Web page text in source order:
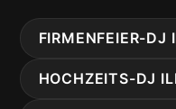
FIRMENFEIER-DJ
HOCHZEITS-DJ